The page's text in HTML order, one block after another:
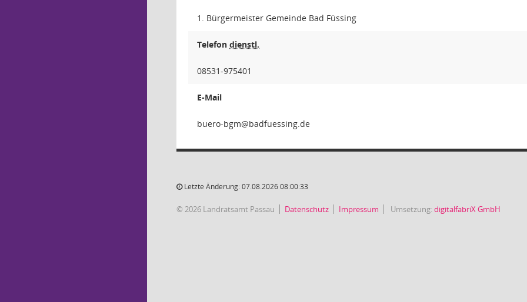
1. Bürgermeister Gemeinde Bad Füssing
Telefon dienstl.
08531-975401
E-Mail
mgb-o
Letzte Änderung: 07.08.2026 08:00:33
© 2026 Landratsamt Passau Datenschutz Impressum Umsetzung:digitalfabriX GmbH